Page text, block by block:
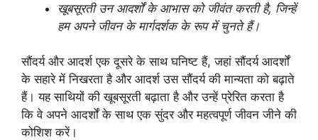
खूबसूरती उन आदर्शों के आभास को जीवंत करती है, जिन्हें
हम अपने जीवन के मार्गदर्शक के रूप में चुनते हैं।
सौंदर्य और आदर्श एक दूसरे के साथ घनिष्ट हैं, जहां सौंदर्य आदर्शों
के सहारे में निखरता है और आदर्श उस सौंदर्य की मान्यता को बढ़ाते
हैं। यह साथियों की खूबसूरती बढ़ाता है और उन्हें प्रेरित करता है
कि वे अपने आदर्शों के साथ एक सुंदर और महत्वपूर्ण जीवन जीने की
कोशिश करें।